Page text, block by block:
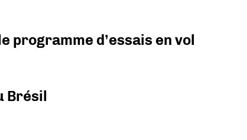
programme d’essais en vol
Brésil